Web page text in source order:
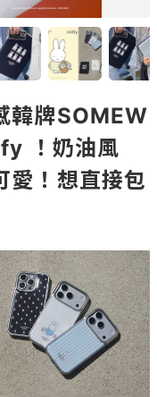
韓牌SOMEW
！奶油風
愛！想直接包